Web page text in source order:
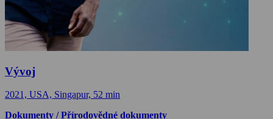
Vývoj
2021, USA, Singapur, 52 min
Dokumenty / Přírodovědné dokumenty